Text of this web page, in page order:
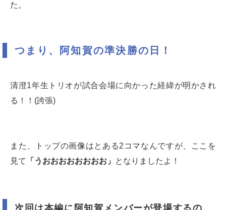
た。
つまり、阿知賀の準決勝の日！
清澄1年生トリオが試合会場に向かった経緯が明かされ
る！！(誇張)
また、トップの画像はとある2コマなんですが、ここを
見て
「うおおおおおおおお」 となりましたよ！
次回は本編に阿知賀メンバーが登場するの